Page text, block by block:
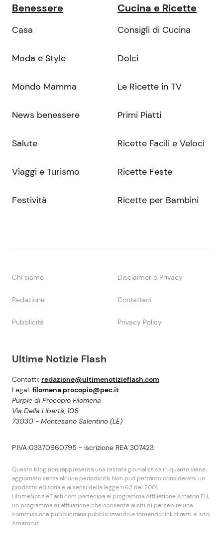
Ultime Notizie Flash
Contatti: redazione@ultimenotizieflash.com
Legal: filomena.procopio@pec.it
Purple di Procopio Filomena
Via Della Libertà, 106
73030 - Montesano Salentino (LE)
P.IVA 03370960795 - iscrizione REA 307423
Questo blog non rappresenta una testata giornalistica in quanto viene
aggiornato senza alcuna periodicità. Non puó pertanto considerarsi un
prodotto editoriale ai sensi della legge n.62 del 2001.
UltimeNotizieFlash.com partecipa al programma Affiliazione Amazon EU,
un programma di affiliazione che consente ai siti di percepire una
commissione pubblicitaria pubblicizzando e fornendo link diretti al sito
Amazon.it.
Benessere
Casa
Moda e Style
Mondo Mamma
News benessere
Salute
Viaggi e Turismo
Festività
Cucina e Ricette
Consigli di Cucina
Dolci
Le Ricette in TV
Primi Piatti
Ricette Facili e Veloci
Ricette Feste
Ricette per Bambini
Chi siamo Disclaimer e Privacy
Redazione Contattaci
Pubblicità Privacy Policy